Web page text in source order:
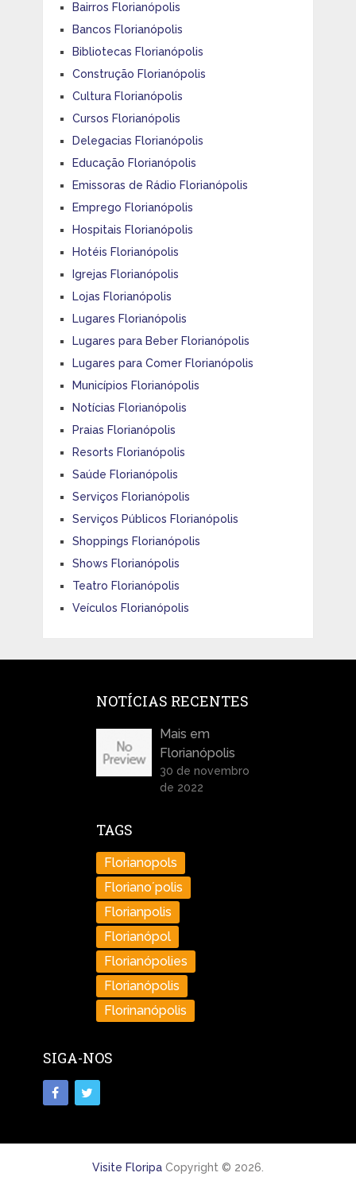
Bairros Florianópolis
Bancos Florianópolis
Bibliotecas Florianópolis
Construção Florianópolis
Cultura Florianópolis
Cursos Florianópolis
Delegacias Florianópolis
Educação Florianópolis
Emissoras de Rádio Florianópolis
Emprego Florianópolis
Hospitais Florianópolis
Hotéis Florianópolis
Igrejas Florianópolis
Lojas Florianópolis
Lugares Florianópolis
Lugares para Beber Florianópolis
Lugares para Comer Florianópolis
Municípios Florianópolis
Notícias Florianópolis
Praias Florianópolis
Resorts Florianópolis
Saúde Florianópolis
Serviços Florianópolis
Serviços Públicos Florianópolis
Shoppings Florianópolis
Shows Florianópolis
Teatro Florianópolis
Veículos Florianópolis
NOTÍCIAS RECENTES
Mais em
Florianópolis
30 de novembro
de 2022
TAGS
Florianopols
Floriano´polis
Florianpolis
Florianópol
Florianópolies
Florianópolis
Florinanópolis
SIGA-NOS
Visite FloripaCopyright © 2026.